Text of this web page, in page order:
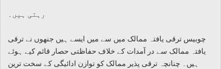
رہتی ہیں۔
چوبیس ترقی یافتہ ممالک میں سے میں ایسے ہیں جنھوں نے ترقی
یافتہ ممالک سے در آمدات کے خلاف حفاظتی حصار قائم کیے ہوئے
ہیں۔ چنانچہ ترقی پذیر ممالک کو توازن ادائیگی کے سخت ترین